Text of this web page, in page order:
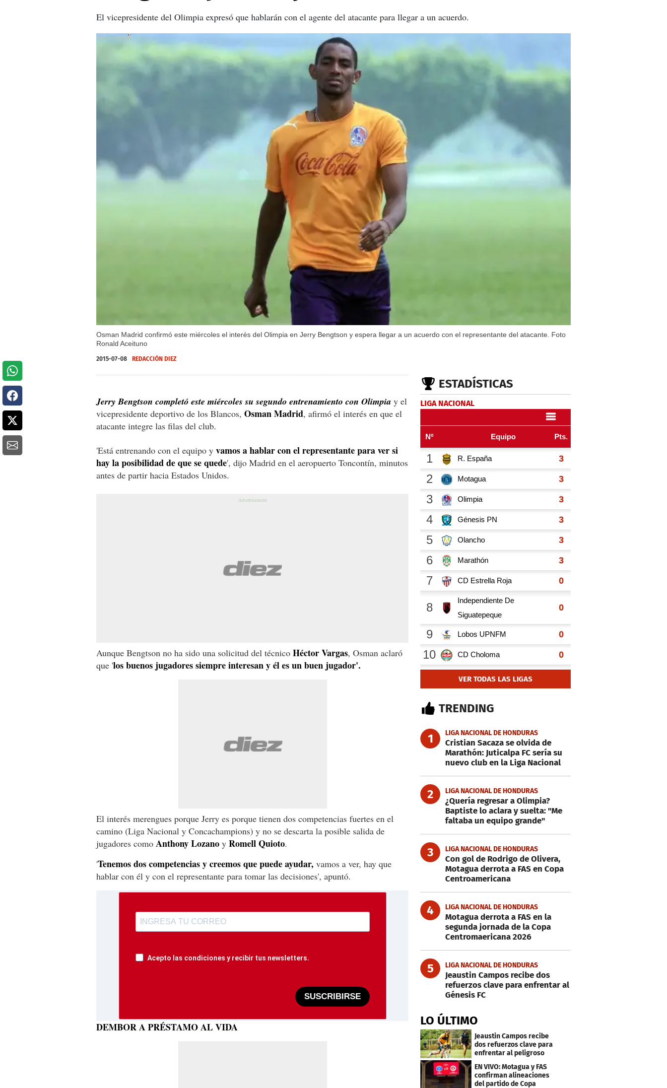
El vicepresidente del Olimpia expresó que hablarán con el agente del atacante para llegar a un acuerdo.
Osman Madrid confirmó este miércoles el interés del Olimpia en Jerry Bengtson y espera llegar a un acuerdo con el representante del atacante. Foto
Ronald Aceituno
X
2015-07-08 REDACCIÓN DIEZ
Jerry Bengtson completó este miércoles su segundo entrenamiento con Olimpia y el
vicepresidente deportivo de los Blancos, Osman Madrid, afirmó el interés en que el
atacante integre las filas del club.
'Está entrenando con el equipo y vamos a hablar con el representante para ver si
hay la posibilidad de que se quede', dijo Madrid en el aeropuerto Toncontín, minutos
antes de partir hacia Estados Unidos.
Aunque Bengtson no ha sido una solicitud del técnico Héctor Vargas, Osman aclaró
que 'los buenos jugadores siempre interesan y él es un buen jugador'.
El interés merengues porque Jerry es porque tienen dos competencias fuertes en el
camino (Liga Nacional y Concachampions) y no se descarta la posible salida de
jugadores como Anthony Lozano y Romell Quioto.
'Tenemos dos competencias y creemos que puede ayudar, vamos a ver, hay que
hablar con él y con el representante para tomar las decisiones', apuntó.
Acepto las condiciones y recibir tus newsletters.
SUSCRIBIRSE
DEMBOR A PRÉSTAMO AL VIDA
ESTADÍSTICAS
LIGA NACIONAL
VER TODAS LAS LIGAS
TRENDING
1 LIGA NACIONAL DE HONDURAS
Cristian Sacaza se olvida de
Marathón: Juticalpa FC sería su
nuevo club en la Liga Nacional
2 LIGA NACIONAL DE HONDURAS
¿Quería regresar a Olimpia?
Baptiste lo aclara y suelta: "Me
faltaba un equipo grande"
3 LIGA NACIONAL DE HONDURAS
Con gol de Rodrigo de Olivera,
Motagua derrota a FAS en Copa
Centroamericana
4 LIGA NACIONAL DE HONDURAS
Motagua derrota a FAS en la
segunda jornada de la Copa
Centromaericana 2026
5 LIGA NACIONAL DE HONDURAS
Jeaustin Campos recibe dos
refuerzos clave para enfrentar al
Génesis FC
LO ÚLTIMO
Jeaustin Campos recibe
dos refuerzos clave para
enfrentar al peligroso
EN VIVO: Motagua y FAS
confirman alineaciones
del partido de Copa